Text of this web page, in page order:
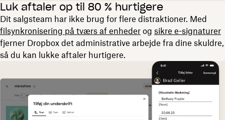
Luk aftaler op til 80 % hurtigere
Dit salgsteam har ikke brug for flere distraktioner. Med
filsynkronisering på tværs af enheder og sikre e-signaturer
fjerner Dropbox det administrative arbejde fra dine skuldre,
så du kan lukke aftaler hurtigere.